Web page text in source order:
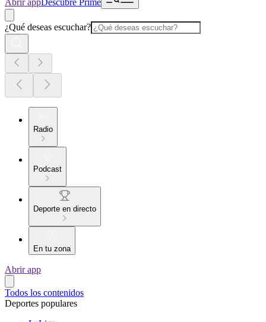
Abrir appDescubre Prime
¿Qué deseas escuchar?
Radio
Podcast
Deporte en directo
En tu zona
Abrir app
Todos los contenidos
Deportes populares